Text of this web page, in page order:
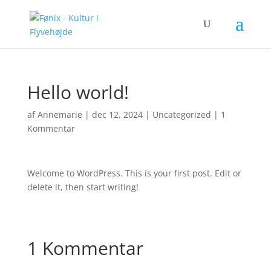
Hello world!
afAnnemarie | dec 12, 2024| Uncategorized | 1
Kommentar
Welcome to WordPress. This is your first post. Edit or
delete it, then start writing!
1 Kommentar